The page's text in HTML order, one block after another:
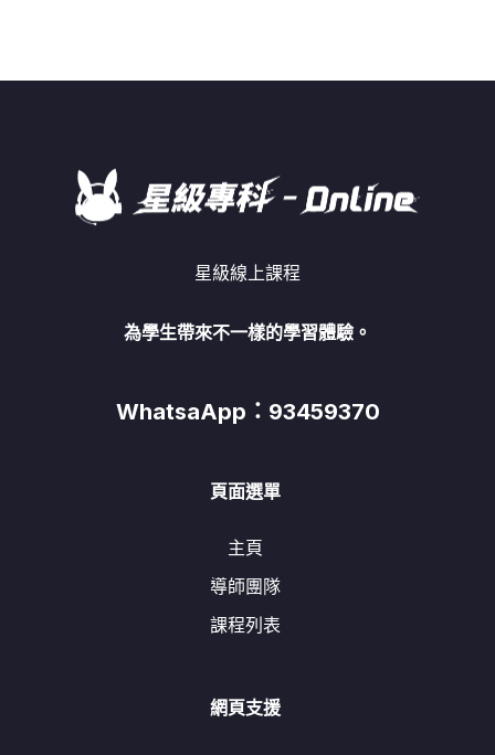
星級線上課程
為學生帶來不一樣的學習體驗。
WhatsaApp：93459370
頁面選單
主頁
導師團隊
課程列表
網頁支援